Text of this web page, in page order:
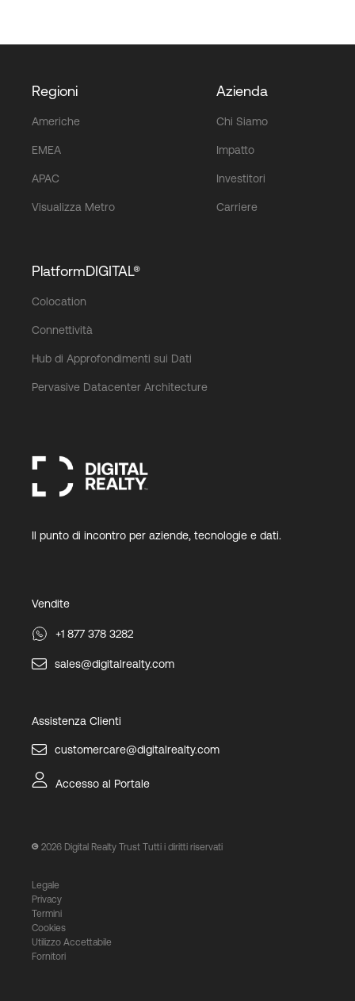
Regioni
Americhe
EMEA
APAC
Visualizza Metro
Azienda
Chi Siamo
Impatto
Investitori
Carriere
PlatformDIGITAL®
Colocation
Connettività
Hub di Approfondimenti sui Dati
Pervasive Datacenter Architecture
Il punto di incontro per aziende, tecnologie e dati.
Vendite
+1 877 378 3282
sales@digitalrealty.com
Assistenza Clienti
customercare@digitalrealty.com
Accesso al Portale
2026 Digital Realty Trust Tutti i diritti riservati
Legale
Privacy
Termini
Cookies
Utilizzo Accettabile
Fornitori